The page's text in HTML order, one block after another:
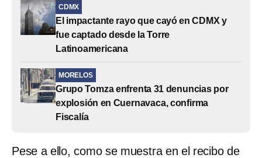
CDMX
El impactante rayo que cayó en CDMX y
fue captado desde la Torre
Latinoamericana
MORELOS
Grupo Tomza enfrenta 31 denuncias por
explosión en Cuernavaca, confirma
Fiscalía
Pese a ello, como se muestra en el recibo de